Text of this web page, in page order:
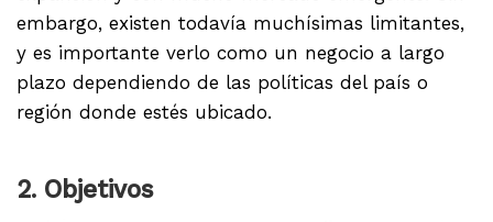
embargo, existen todavía muchísimas limitantes,
y es importante verlo como un negocio a largo
plazo dependiendo de las políticas del país o
región donde estés ubicado.
2. Objetivos